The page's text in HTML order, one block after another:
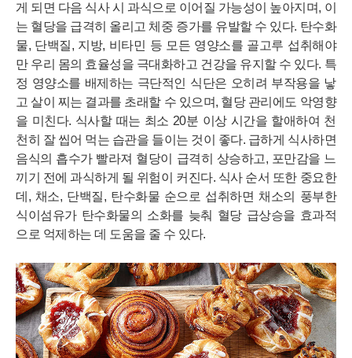
게 되면 다음 식사 시 과식으로 이어질 가능성이 높아지며, 이
는 혈당을 급격히 올리고 체중 증가를 유발할 수 있다. 탄수화
물, 단백질, 지방, 비타민 등 모든 영양소를 골고루 섭취해야
만 우리 몸의 효율성을 극대화하고 건강을 유지할 수 있다. 특
정 영양소를 배제하는 극단적인 식단은 오히려 부작용을 낳
고 살이 찌는 결과를 초래할 수 있으며, 혈당 관리에도 악영향
을 미친다. 식사할 때는 최소 20분 이상 시간을 할애하여 천
천히 잘 씹어 먹는 습관을 들이는 것이 좋다. 급하게 식사하면
음식의 흡수가 빨라져 혈당이 급격히 상승하고, 포만감을 느
끼기 전에 과식하게 될 위험이 커진다. 식사 순서 또한 중요한
데, 채소, 단백질, 탄수화물 순으로 섭취하면 채소의 풍부한
식이섬유가 탄수화물의 소화를 늦춰 혈당 급상승을 효과적
으로 억제하는 데 도움을 줄 수 있다.